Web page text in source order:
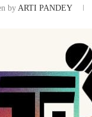
by ARTI PANDEY